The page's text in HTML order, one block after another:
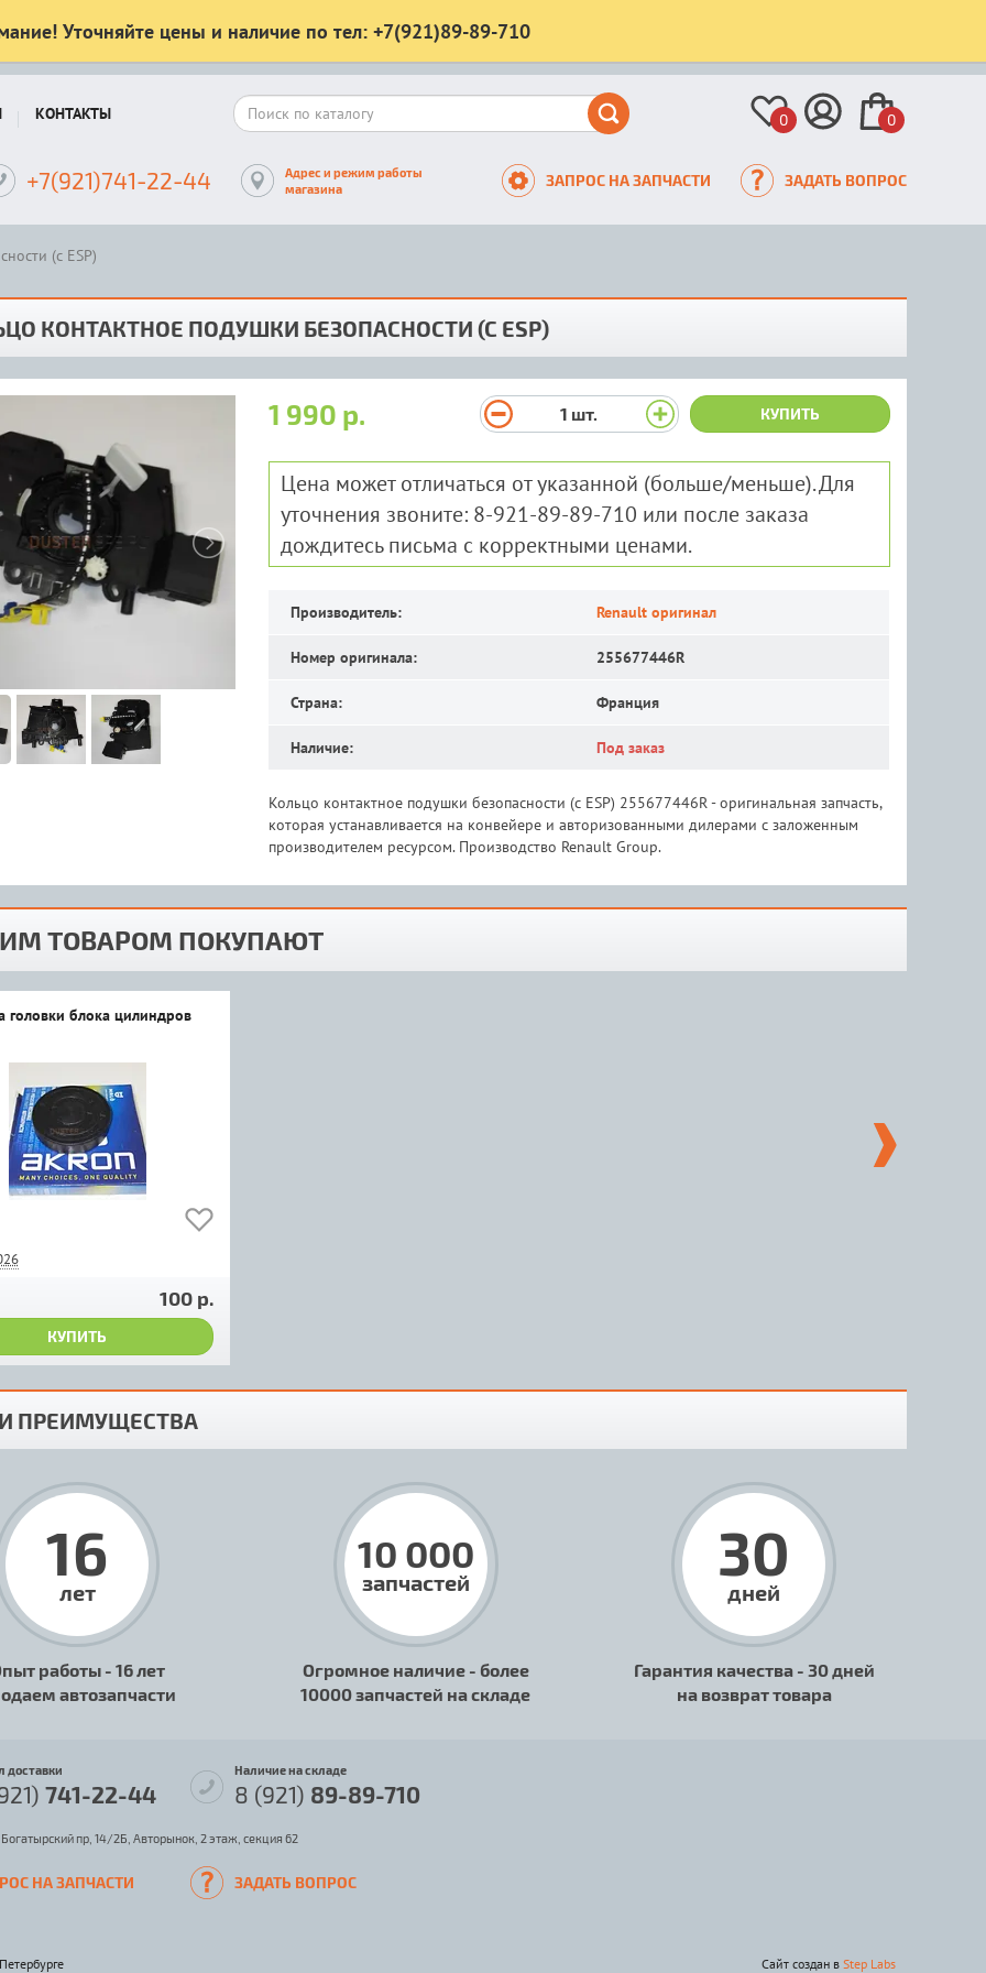
Уточняйте цены и наличие по тел: +7(921)89-89-710
КОНТАКТЫ 0 0
+7(921)741-22-44
Адрес и режим работы
магазина
ЗАПРОС НА ЗАПЧАСТИ ЗАДАТЬ ВОПРОС
(с ESP)
КОНТАКТНОЕ ПОДУШКИ БЕЗОПАСНОСТИ (С ESP)
1 990 р. 1 шт. КУПИТЬ
Цена может отличаться от указанной (больше/меньше). Для
уточнения звоните: 8-921-89-89-710 или после заказа
дождитесь письма с корректными ценами.
Производитель: Renault оригинал
Номер оригинала: 255677446R
Страна: Франция
Наличие: Под заказ
Кольцо контактное подушки безопасности (с ESP) 255677446R - оригинальная запчасть,
которая устанавливается на конвейере и авторизованными дилерами с заложенным
производителем ресурсом. Производство Renault Group.
ТОВАРОМ ПОКУПАЮТ
головки блока цилиндров
100 р.
КУПИТЬ
ПРЕИМУЩЕСТВА
16
лет
работы - 16 лет
автозапчасти
10 000
запчастей
Огромное наличие - более
10000 запчастей на складе
30
дней
Гарантия качества - 30 дней
на возврат товара
доставки
741-22-44
Наличие на складе
8 (921) 89-89-710
пр, 14/2Б, Авторынок, 2 этаж, секция 62
НА ЗАПЧАСТИ ЗАДАТЬ ВОПРОС
Сайт создан в Step Labs